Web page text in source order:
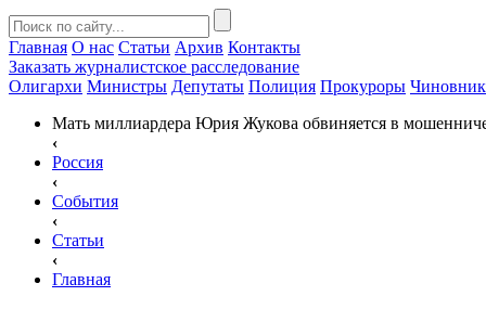
Главная О нас Статьи Архив Контакты
Заказать журналистское расследование
Олигархи Министры Депутаты Полиция Прокуроры
Мать миллиардера Юрия Жукова обвиняется в
‹
Россия
‹
События
‹
Статьи
‹
Главная